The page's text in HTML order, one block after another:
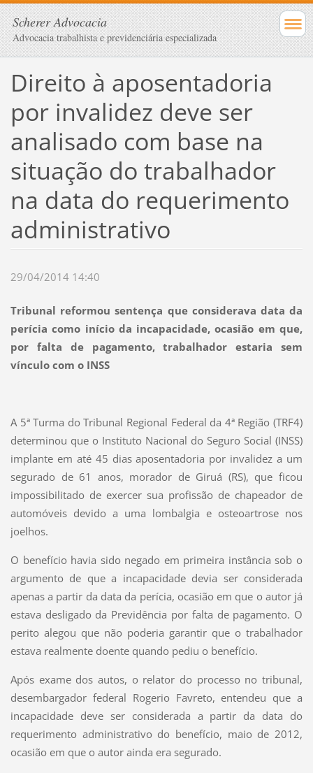
Scherer Advocacia
Advocacia trabalhista e previdenciária especializada
Direito à aposentadoria
por invalidez deve ser
analisado com base na
situação do trabalhador
na data do requerimento
administrativo
29/04/2014 14:40
Tribunal reformou sentença que considerava data da
perícia como início da incapacidade, ocasião em que,
por falta de pagamento, trabalhador estaria sem
vínculo com o INSS
A 5ª Turma do Tribunal Regional Federal da 4ª Região (TRF4)
determinou que o Instituto Nacional do Seguro Social (INSS)
implante em até 45 dias aposentadoria por invalidez a um
segurado de 61 anos, morador de Giruá (RS), que ficou
impossibilitado de exercer sua profissão de chapeador de
automóveis devido a uma lombalgia e osteoartrose nos
joelhos.
O benefício havia sido negado em primeira instância sob o
argumento de que a incapacidade devia ser considerada
apenas a partir da data da perícia, ocasião em que o autor já
estava desligado da Previdência por falta de pagamento. O
perito alegou que não poderia garantir que o trabalhador
estava realmente doente quando pediu o benefício.
Após exame dos autos, o relator do processo no tribunal,
desembargador federal Rogerio Favreto, entendeu que a
incapacidade deve ser considerada a partir da data do
requerimento administrativo do benefício, maio de 2012,
ocasião em que o autor ainda era segurado.